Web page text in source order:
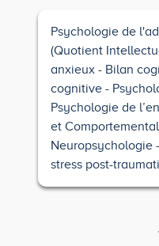
Psychologie de
(Quotient
anxieux
Bilan
cognitive
Psychologie de
et
Neuropsychologie
stress post-